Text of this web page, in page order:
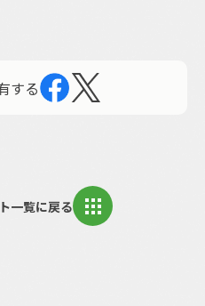
する
一覧に戻る